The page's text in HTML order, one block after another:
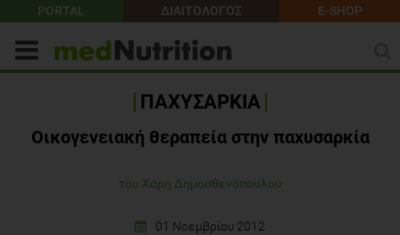
PORTAL ΔΙΑΙΤΟΛΟΓΟΣ E-SHOP
ΠΑΧΥΣΑΡΚΙΑ
Οικογενειακή θεραπεία στην παχυσαρκία
του Χάρη Δημοσθενόπουλου
01 Νοεμβρίου 2012